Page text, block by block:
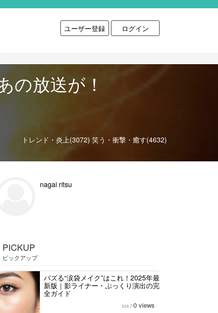
ユーザー登録 ログイン
の放送が！
トレンド・炎上(3072) 笑う・衝撃・癒す(4632)
nagai ritsu
PICKUP
ピックアップ
バズる“涙袋メイク”はこれ！2025年最
新版｜影ライナー・ぷっくり演出の完
全ガイド
sss / 0 views